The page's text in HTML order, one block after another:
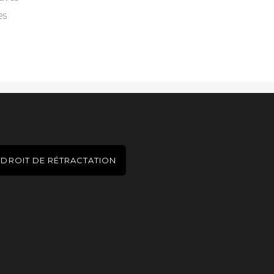
DROIT DE RÉTRACTATION